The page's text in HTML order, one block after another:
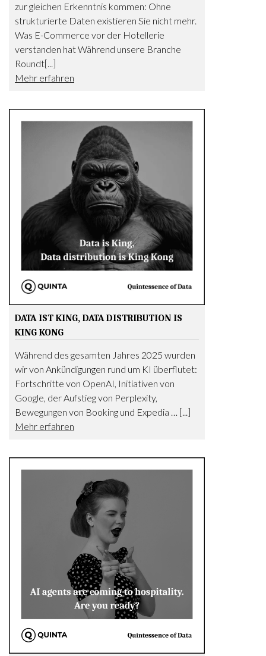
zur gleichen Erkenntnis kommen: Ohne
strukturierte Daten existieren Sie nicht mehr.
Was E-Commerce vor der Hotellerie
verstanden hat Während unsere Branche
Roundt[...]
Mehr erfahren
DATA IST KING, DATA DISTRIBUTION IS
KING KONG
Während des gesamten Jahres 2025 wurden
wir von Ankündigungen rund um KI überflutet:
Fortschritte von OpenAI, Initiativen von
Google, der Aufstieg von Perplexity,
Bewegungen von Booking und Expedia … [...]
Mehr erfahren